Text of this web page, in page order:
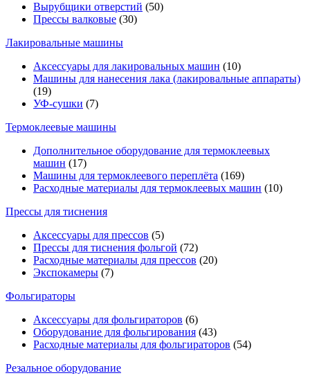
Вырубщики отверстий (50)
Прессы валковые (30)
Лакировальные машины
Аксессуары для лакировальных машин (10)
Машины для нанесения лака (лакировальные аппараты)
(19)
УФ-сушки (7)
Термоклеевые машины
Дополнительное оборудование для термоклеевых
машин (17)
Машины для термоклеевого переплёта (169)
Расходные материалы для термоклеевых машин (10)
Прессы для тиснения
Аксессуары для прессов (5)
Прессы для тиснения фольгой (72)
Расходные материалы для прессов (20)
Экспокамеры (7)
Фольгираторы
Аксессуары для фольгираторов (6)
Оборудование для фольгирования (43)
Расходные материалы для фольгираторов (54)
Резальное оборудование